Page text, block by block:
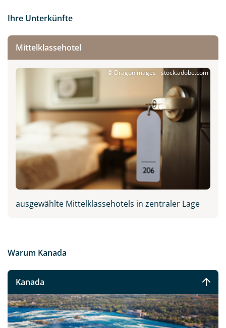
Ihre Unterkünfte
Mittelklassehotel
© DragonImages - stock.adobe.com
ausgewählte Mittelklassehotels in zentraler Lage
Warum Kanada
Kanada